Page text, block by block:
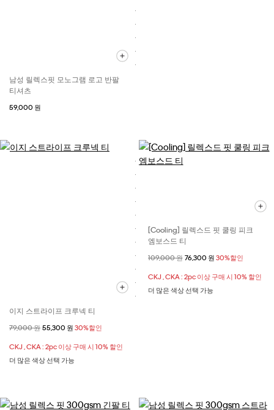
남성 릴렉스핏 모노그램 로고 반팔
티셔츠
59,000 원
이지 스트라이프 크루넥 티
할인 전 가격
79,000 원 할인된 가격
55,300 원 30%할인
CKJ , CKA : 2pc 이상 구매 시 10% 할인
더 많은 색상 선택 가능
[Cooling] 릴렉스드 핏 쿨링 피크
엠보스드 티
할인 전 가격
109,000 원할인된 가격
76,300 원 30%할인
CKJ , CKA : 2pc 이상 구매 시 10% 할인
더 많은 색상 선택 가능